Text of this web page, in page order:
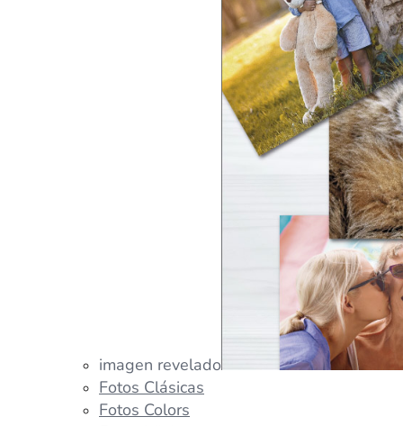
imagen revelado
Fotos Clásicas
Fotos Colors